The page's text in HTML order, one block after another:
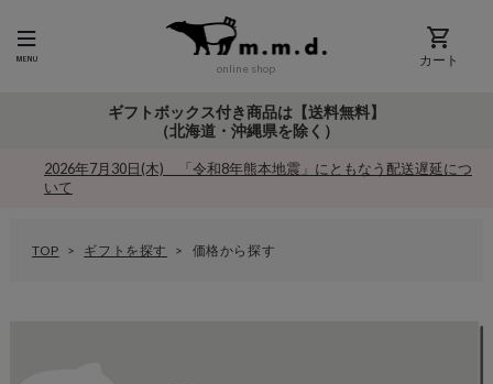
online shop カート
ギフトボックス付き商品は【送料無料】
（北海道・沖縄県を除く）
2026年7月30日(木) 「令和8年熊本地震」にともなう配送遅延につ
いて
TOP ギフトを探す 価格から探す